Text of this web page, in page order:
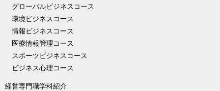
グローバルビジネスコース
環境ビジネスコース
情報ビジネスコース
医療情報管理コース
スポーツビジネスコース
ビジネス心理コース
経営専門職学科紹介